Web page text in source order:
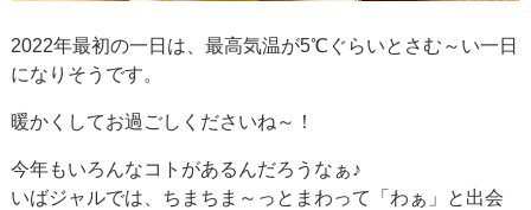
2022年最初の一日は、最高気温が5℃ぐらいとさむ～い一日
になりそうです。
暖かくしてお過ごしくださいね～！
今年もいろんなコトがあるんだろうなぁ♪
いばジャルでは、ちまちま～っとまわって「わぁ」と出会